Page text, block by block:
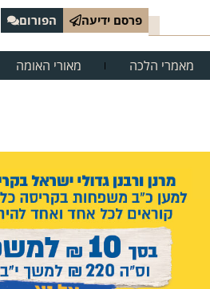
פרסם ידיעה הפורום
מאמרי הלכה מאורי האומה